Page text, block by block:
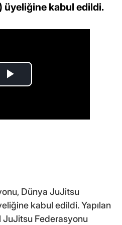
üyeliğine kabul edildi.
Dünya JuJitsu
kabul edildi. Yapılan
JuJitsu Federasyonu